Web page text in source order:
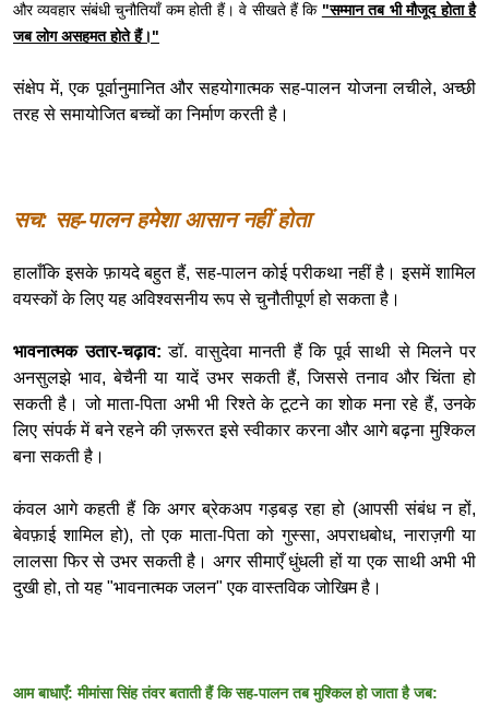
और व्यवहार संबंधी चुनौतियाँ कम होती हैं। वे सीखते हैं कि "सम्मान तब भी मौजूद होता है
जब लोग असहमत होते हैं।"
संक्षेप में, एक पूर्वानुमानित और सहयोगात्मक सह-पालन योजना लचीले, अच्छी
तरह से समायोजित बच्चों का निर्माण करती है।
सच: सह-पालन हमेशा आसान नहीं होता
हालाँकि इसके फ़ायदे बहुत हैं, सह-पालन कोई परीकथा नहीं है। इसमें शामिल
वयस्कों के लिए यह अविश्वसनीय रूप से चुनौतीपूर्ण हो सकता है।
भावनात्मक उतार-चढ़ाव: डॉ. वासुदेवा मानती हैं कि पूर्व साथी से मिलने पर
अनसुलझे भाव, बेचैनी या यादें उभर सकती हैं, जिससे तनाव और चिंता हो
सकती है। जो माता-पिता अभी भी रिश्ते के टूटने का शोक मना रहे हैं, उनके
लिए संपर्क में बने रहने की ज़रूरत इसे स्वीकार करना और आगे बढ़ना मुश्किल
बना सकती है।
कंवल आगे कहती हैं कि अगर ब्रेकअप गड़बड़ रहा हो (आपसी संबंध न हों,
बेवफ़ाई शामिल हो), तो एक माता-पिता को गुस्सा, अपराधबोध, नाराज़गी या
लालसा फिर से उभर सकती है। अगर सीमाएँ धुंधली हों या एक साथी अभी भी
दुखी हो, तो यह "भावनात्मक जलन" एक वास्तविक जोखिम है।
आम बाधाएँ: मीमांसा सिंह तंवर बताती हैं कि सह-पालन तब मुश्किल हो जाता है जब: